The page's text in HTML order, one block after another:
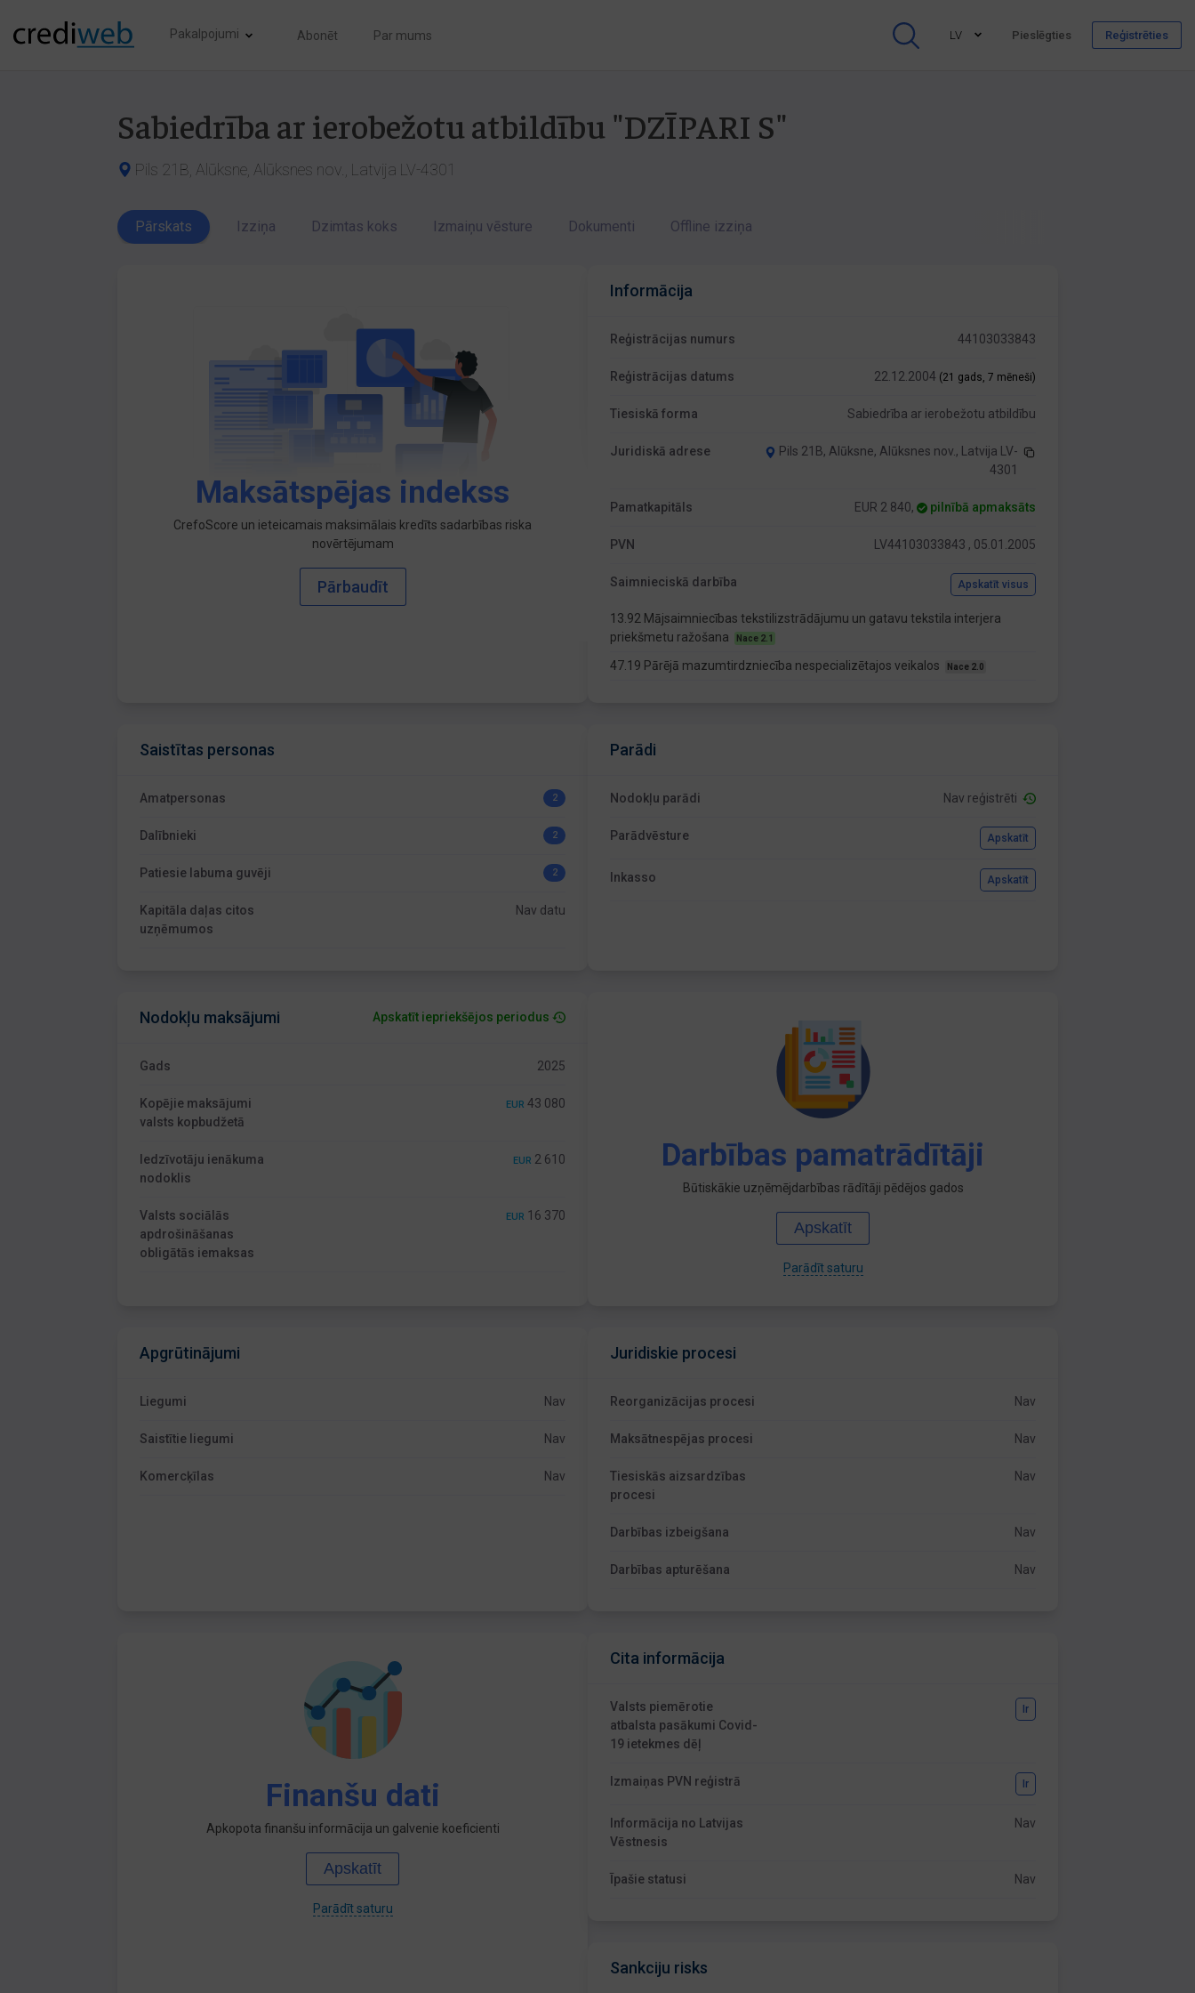
Pakalpojumi Abonēt Par mums LV Pieslēgties Reģistrēties
Sabiedrība ar ierobežotu atbildību "DZĪPARI S"
Pils 21B, Alūksne, Alūksnes nov., Latvija LV-4301
Pārskats Izziņa Dzimtas koks Izmaiņu vēsture Dokumenti Offline izziņa
Maksātspējas indekss
CrefoScore un ieteicamais maksimālais kredīts sadarbības riska
novērtējumam
Pārbaudīt
Informācija
Reģistrācijas numurs 44103033843
Reģistrācijas datums 22.12.2004 (21 gads, 7 mēneši)
Tiesiskā forma Sabiedrība ar ierobežotu atbildību
Juridiskā adrese
Pils 21B, Alūksne, Alūksnes nov., Latvija LV-
4301
Pamatkapitāls EUR 2 840, pilnībā apmaksāts
PVN LV44103033843 , 05.01.2005
Saimnieciskā darbība Apskatīt visus
13.92 Mājsaimniecības tekstilizstrādājumu un gatavu tekstila interjera
priekšmetu ražošana
Nace 2.1
47.19 Pārējā mazumtirdzniecība nespecializētajos veikalos Nace 2.0
Saistītas personas
Amatpersonas 2
Dalībnieki 2
Patiesie labuma guvēji 2
Kapitāla daļas citos
uzņēmumos
Nav datu
Parādi
Nodokļu parādi Nav reģistrēti
Parādvēsture Apskatīt
Inkasso Apskatīt
Nodokļu maksājumi Apskatīt iepriekšējos periodus
Gads 2025
Kopējie maksājumi
valsts kopbudžetā
EUR 43 080
Iedzīvotāju ienākuma
nodoklis
EUR 2 610
Valsts sociālās
apdrošināšanas
obligātās iemaksas
EUR 16 370
Darbības pamatrādītāji
Būtiskākie uzņēmējdarbības rādītāji pēdējos gados
Apskatīt
Parādīt saturu
Apgrūtinājumi
Liegumi Nav
Saistītie liegumi Nav
Komercķīlas Nav
Juridiskie procesi
Reorganizācijas procesi Nav
Maksātnespējas procesi Nav
Tiesiskās aizsardzības
procesi
Nav
Darbības izbeigšana Nav
Darbības apturēšana Nav
Finanšu dati
Apkopota finanšu informācija un galvenie koeficienti
Apskatīt
Parādīt saturu
Cita informācija
Valsts piemērotie
atbalsta pasākumi Covid-
19 ietekmes dēļ
Ir
Izmaiņas PVN reģistrā Ir
Informācija no Latvijas
Vēstnesis
Nav
Īpašie statusi Nav
Sankciju risks